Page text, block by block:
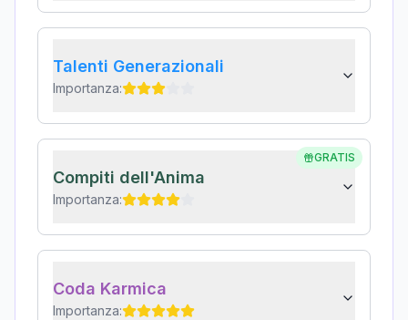
Talenti Generazionali
Importanza:
GRATIS
Compiti dell'Anima
Importanza:
Coda Karmica
Importanza: